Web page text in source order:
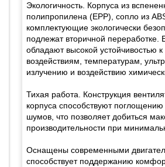
Экологичность. Корпуса из
полипропилена (EPP), сопло из
комплектующие экологически
подлежат вторичной переработке.
обладают высокой устойчивостью
воздействиям, температурам,
излучению и воздействию
Тихая работа. Конструкция
корпуса способствуют
шумов, что позволяет добиться
производительности при
Оснащены современными
способствует поддержанию